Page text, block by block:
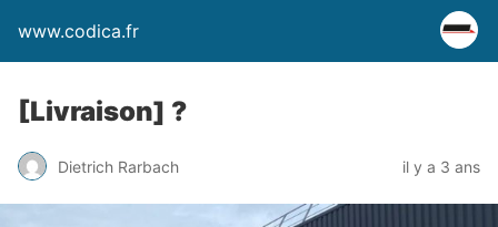
www.codica.fr
[Livraison] ?
Dietrich Rarbach il y a 3 ans